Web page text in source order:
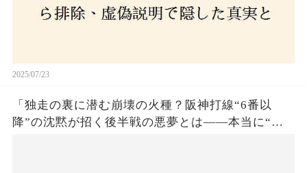
2025/07/23
「独走の裏に潜む崩壊の火種？阪神打線“6番以
降”の沈黙が招く後半戦の悪夢とは——本当に“強